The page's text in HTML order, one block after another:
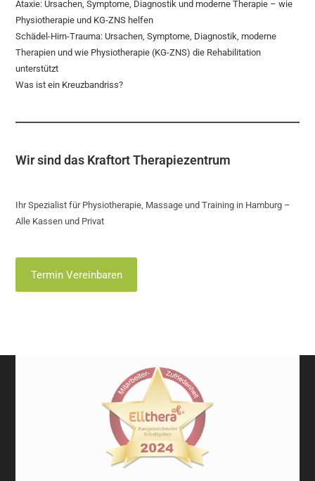
Ataxie: Ursachen, Symptome, Diagnostik und moderne Therapie – wie
Physiotherapie und KG-ZNS helfen
Schädel-Hirn-Trauma: Ursachen, Symptome, Diagnostik, moderne
Therapien und wie Physiotherapie (KG-ZNS) die Rehabilitation
unterstützt
Was ist ein Kreuzbandriss?
Wir sind das Kraftort Therapiezentrum
Ihr Spezialist für Physiotherapie, Massage und Training in Hamburg –
Alle Kassen und Privat
Termin Vereinbaren